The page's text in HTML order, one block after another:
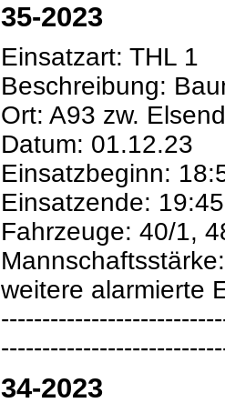
35-2023
Einsatzart: THL 1
Beschreibung:
Ort: A93 zw.
Datum: 01.12.23
Einsatzbeginn:
Einsatzende: 19:45
Fahrzeuge: 40/1,
weitere alarmierte
34-2023